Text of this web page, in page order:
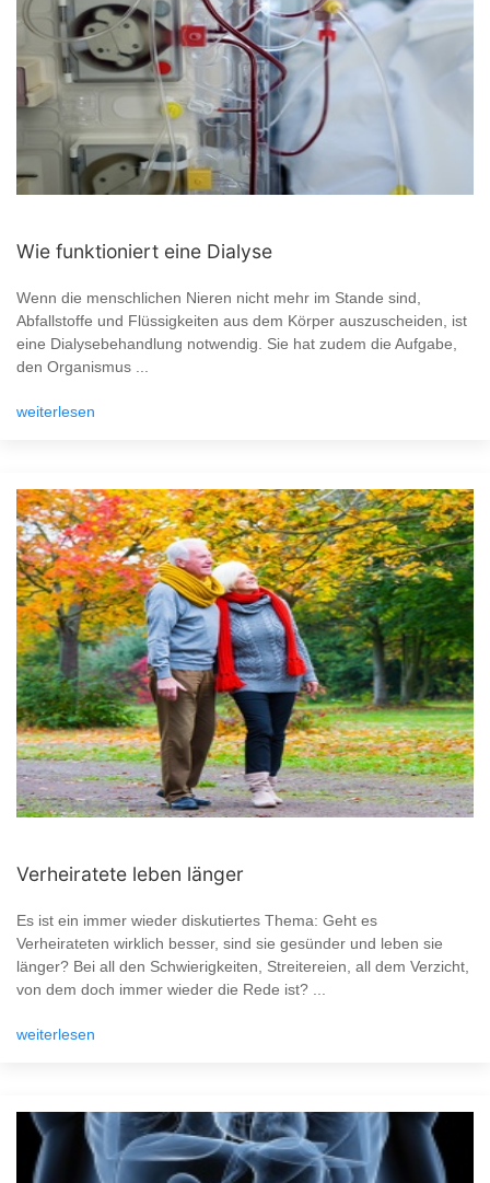
Wie funktioniert eine Dialyse
Wenn die menschlichen Nieren nicht mehr im Stande sind,
Abfallstoffe und Flüssigkeiten aus dem Körper auszuscheiden, ist
eine Dialysebehandlung notwendig. Sie hat zudem die Aufgabe,
den Organismus ...
weiterlesen
Verheiratete leben länger
Es ist ein immer wieder diskutiertes Thema: Geht es
Verheirateten wirklich besser, sind sie gesünder und leben sie
länger? Bei all den Schwierigkeiten, Streitereien, all dem Verzicht,
von dem doch immer wieder die Rede ist? ...
weiterlesen